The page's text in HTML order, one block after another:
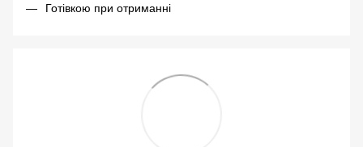
Готівкою при отриманні